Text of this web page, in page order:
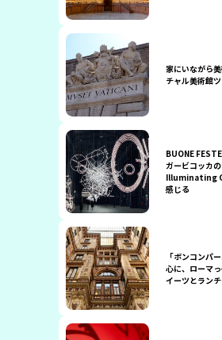
家にいながら
チャル美術館
BUONE
ガービコッカ
Illuminating
感じる
「ボンコンパ
心に、ローマ
イーツとラン